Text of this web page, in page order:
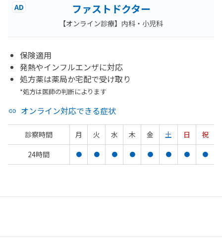
AD ファストドクター
【オンライン診療】内科・小児科
保険適用
発熱やインフルエンザに対応
処方薬は薬局か宅配で受け取り
*処方は医師の判断によります
オンライン対応できる症状
診察時間 月 火 水 木 金 土 日
祝
24時間
● ● ● ● ● ● ● ●